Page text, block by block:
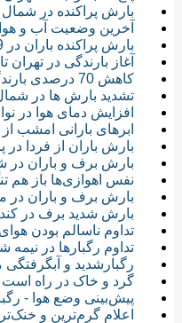
بارش پراکنده در
آخرین وضعیت آب و
بارش پراکنده باران در 9 استان کشور - افزایش محسوس دما در سواحل شمالی کشور طی 24 ساعت آینده
آغاز بارندگی در تهران تا
کاهش 70 درصدی بارندگی در تابستان 93/ میزان بارندگی پاییز امسال طبیعی است
تشدید بارش ها در شمال
افزایش دمای هوا در نوار
ابرهای بارانی امشب
بارش باران از فردا در
بارش برف و باران در
نفس اهوازی‌ها باز هم
بارش برف و باران در محورهای
بارش شدید برف در
تداوم ناسالم بودن
تداوم رگبارها در نیمه
رگبارشدید و
گرد و خاک در راه است
پیش‌بینی وضع هوا -
اعلام گرم‌ترین و